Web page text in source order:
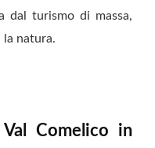
dal turismo di massa,
natura.
Comelico in